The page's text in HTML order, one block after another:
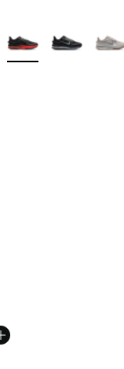
Plus de couleurs